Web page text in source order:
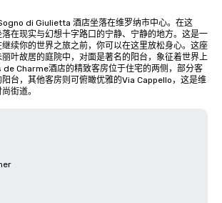
di Giulietta 酒店坐落在维罗纳市中心。在这
在现实与幻想十字路口的宁静、宁静的地方。这是一
续你的世界之旅之前，你可以在这里放松身心。这座
叶故居的庭院中，对面是著名的阳台，象征着世界上
de Charme酒店的精致客房位于住宅的两侧，部分客
台，其他客房则可俯瞰优雅的Via Cappello，这是维
街道。